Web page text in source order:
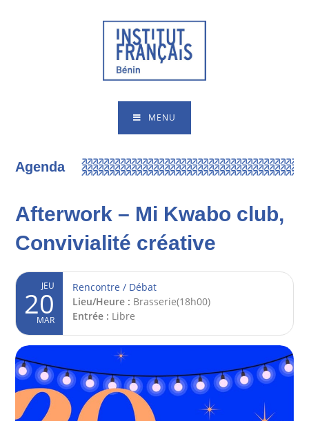
MENU
Agenda
Afterwork – Mi Kwabo club,
Convivialité créative
JEU
20
MAR
Rencontre / Débat
Lieu/Heure : Brasserie(18h00)
Entrée : Libre